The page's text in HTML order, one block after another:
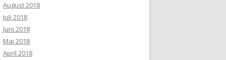
August 2018
Juli 2018
Juni 2018
Mai 2018
April 2018